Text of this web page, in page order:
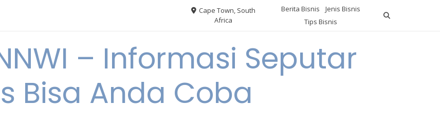
Cape Town, South
Africa
Berita Bisnis
Jenis Bisnis
Tips Bisnis
– Informasi Seputar
Bisa Anda Coba